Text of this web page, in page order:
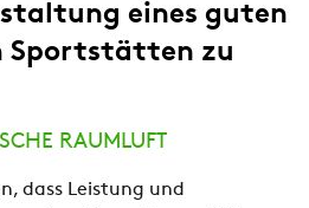
eines guten
Sportstätten zu
RAUMLUFT
dass Leistung und